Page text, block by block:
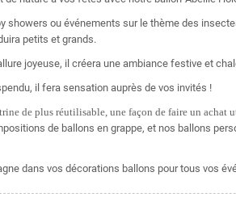
showers ou événements sur le thème des
petits et grands.
joyeuse, il créera une ambiance festive et
il fera sensation auprès de vos invités !
de plus réutilisable, une façon de faire un achat
de ballons en grappe, et nos ballons
dans vos décorations ballons pour tous vos